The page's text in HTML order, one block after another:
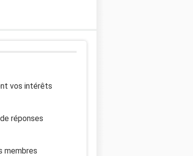
vos intérêts
réponses
membres